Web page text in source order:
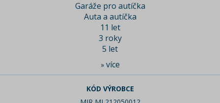
Garáže pro autíčka
Auta a autíčka
11 let
3 roky
5 let
» více
KÓD VÝROBCE